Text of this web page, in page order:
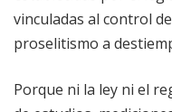
vinculadas al control
proselitismo a
Porque ni la ley ni el